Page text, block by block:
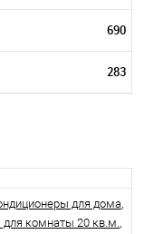
690
283
для дома,
комнаты 20 кв.м.,